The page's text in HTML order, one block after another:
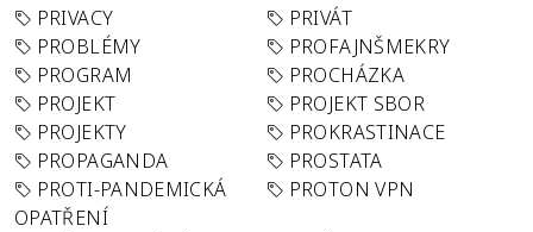
PRIVACY
PRIVÁT
PROBLÉMY
PROFAJNŠMEKRY
PROGRAM
PROCHÁZKA
PROJEKT
PROJEKT SBOR
PROJEKTY
PROKRASTINACE
PROPAGANDA
PROSTATA
PROTI-PANDEMICKÁ
OPATŘENÍ
PROTON VPN